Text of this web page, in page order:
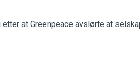
at Greenpeace avslørte at